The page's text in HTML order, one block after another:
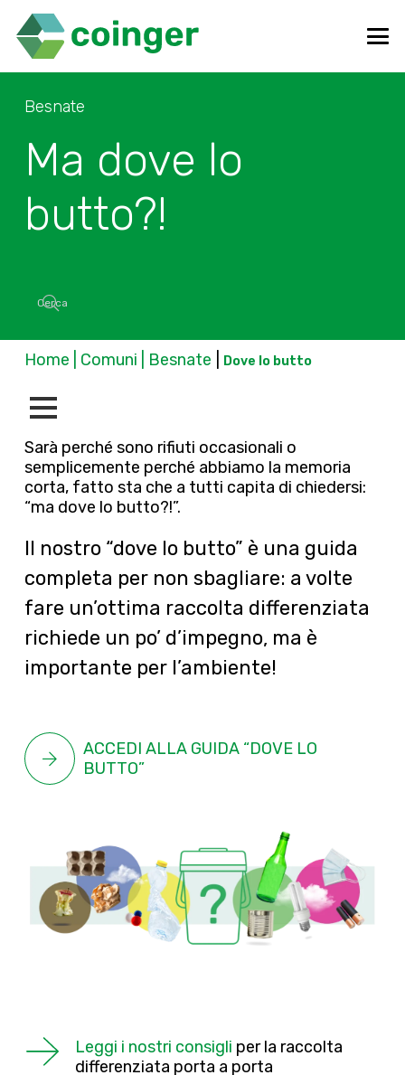
Besnate
Ma dove lo
butto?!
Home | Comuni | Besnate Dove lo butto
Sarà perché sono rifiuti occasionali o
semplicemente perché abbiamo la memoria
corta, fatto sta che a tutti capita di chiedersi:
“ma dove lo butto?!”.
Il nostro “dove lo butto” è una guida
completa per non sbagliare: a volte
fare un’ottima raccolta differenziata
richiede un po’ d’impegno, ma è
importante per l’ambiente!
ACCEDI ALLA GUIDA “DOVE LO
BUTTO”
Leggi i nostri consigli per la raccolta
differenziata porta a porta